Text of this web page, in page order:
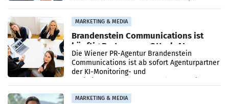
MARKETING & MEDIA
Brandenstein Communications ist
künftig Partner von OtterlyAI
Die Wiener PR-Agentur Brandenstein
Communications ist ab sofort Agenturpartner
der KI-Monitoring- und
MARKETING & MEDIA